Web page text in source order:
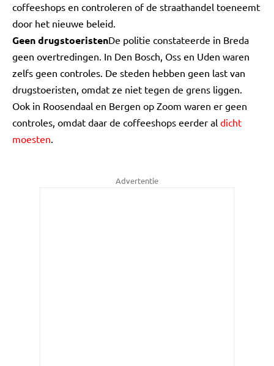
coffeeshops en controleren of de straathandel toeneemt
door het nieuwe beleid.
Geen drugstoeristenDe politie constateerde in Breda
geen overtredingen. In Den Bosch, Oss en Uden waren
zelfs geen controles. De steden hebben geen last van
drugstoeristen, omdat ze niet tegen de grens liggen.
Ook in Roosendaal en Bergen op Zoom waren er geen
controles, omdat daar de coffeeshops eerder al dicht
moesten.
Advertentie